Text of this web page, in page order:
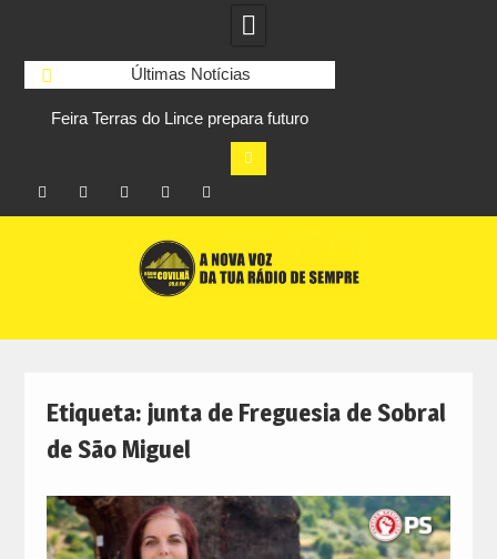
Últimas Notícias
Feira Terras do Lince prepara futuro
após edição que levou milhares de
visitantes a Penamacor
RCC
Ar
Etiqueta: junta de Freguesia de Sobral
de São Miguel